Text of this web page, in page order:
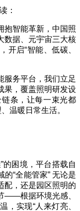
：
抱智能革新，中国照
数据、元宇宙三大核
开启“智能、低碳、
服务平台，我们立足
果，覆盖照明研发设
条，让每一束光都
温暖日常生活。
的困境，平台搭载自
“全能管家” 无论是
配，还是园区照明的
——根据环境光感、
，实现“人来灯亮、